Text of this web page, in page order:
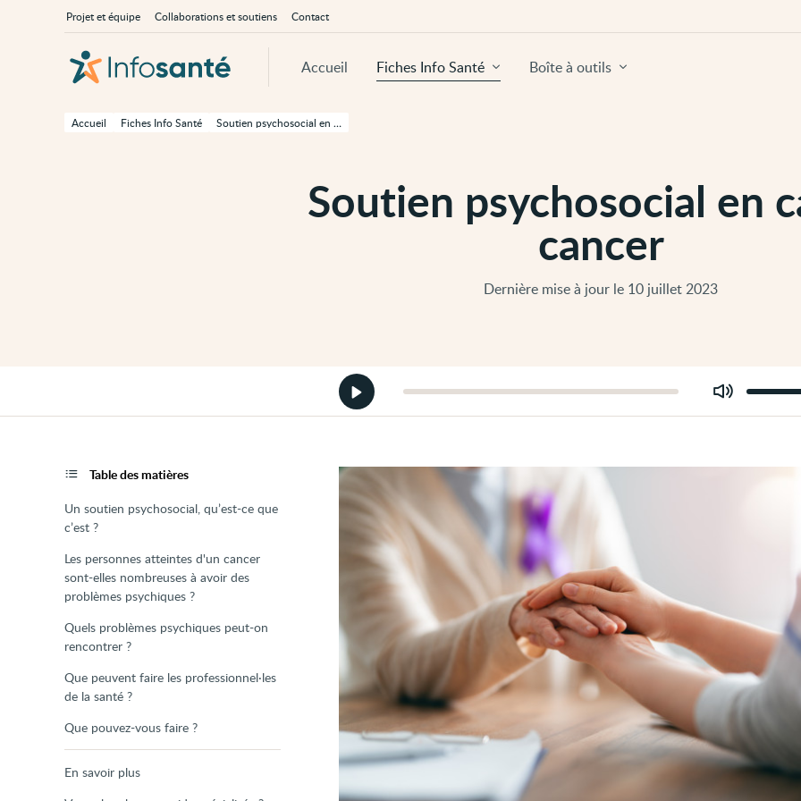
Soutien psychosocial en
cancer
Dernière mise à jour le 10 juillet 2023
Accueil Fiches Info Santé Soutien psychosocial en cas de cancer
principale
Accueil Fiches Info Santé Boîte à outils
À
propos
Projet et équipe Collaborations et soutiens Contact
Démarrer
la
version
page
Modifier
volume
Table des matières
Un soutien psychosocial, qu’est-ce que
c’est ?
Les personnes atteintes d'un cancer
sont-elles nombreuses à avoir des
problèmes psychiques ?
Quels problèmes psychiques peut-on
rencontrer ?
Que peuvent faire les professionnel·les
de la santé ?
Que pouvez-vous faire ?
En savoir plus